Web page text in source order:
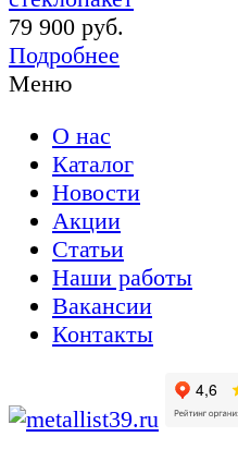
79 900 руб.
Подробнее
Меню
О нас
Каталог
Новости
Акции
Статьи
Наши работы
Вакансии
Контакты